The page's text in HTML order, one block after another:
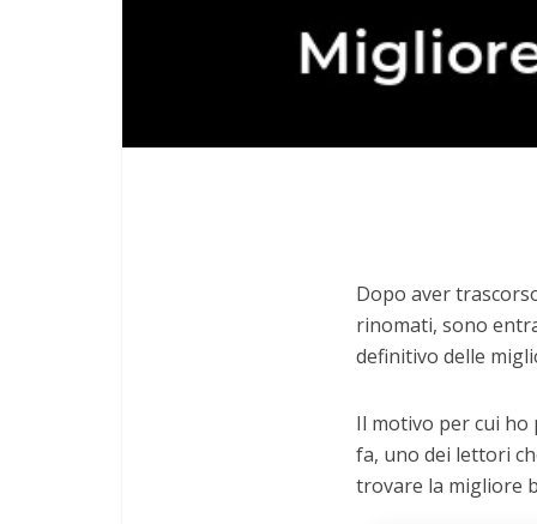
Dopo aver
rinomati, sono
definitivo delle
Il motivo per cui
fa, uno dei lettori
trovare la migliore